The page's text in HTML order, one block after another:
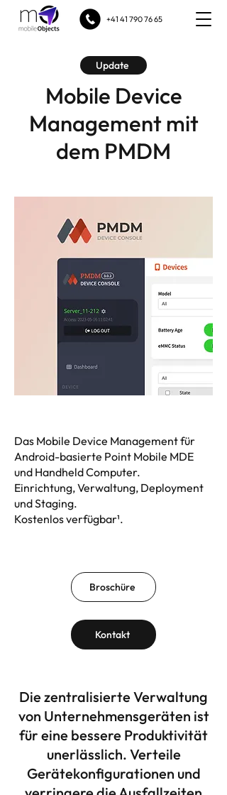
+41 41 790 76 65
Update
Mobile Device
Management mit
dem PMDM
Broschüre
Kontakt
Das Mobile Device Management für
Android-basierte Point Mobile MDE
und Handheld Computer.
Einrichtung, Verwaltung, Deployment
und Staging.
Kostenlos verfügbar¹.
Die zentralisierte Verwaltung
von Unternehmensgeräten ist
für eine bessere Produktivität
unerlässlich. Verteile
Gerätekonfigurationen und